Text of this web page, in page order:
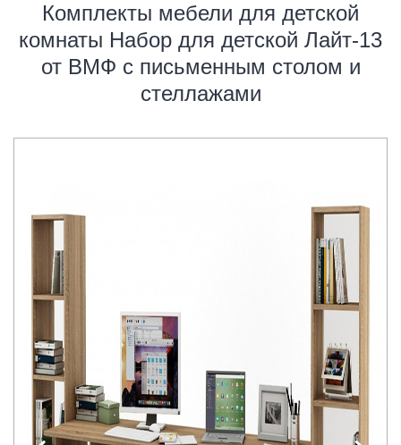
Комплекты мебели для детской
комнаты Набор для детской Лайт-13
от ВМФ с письменным столом и
стеллажами